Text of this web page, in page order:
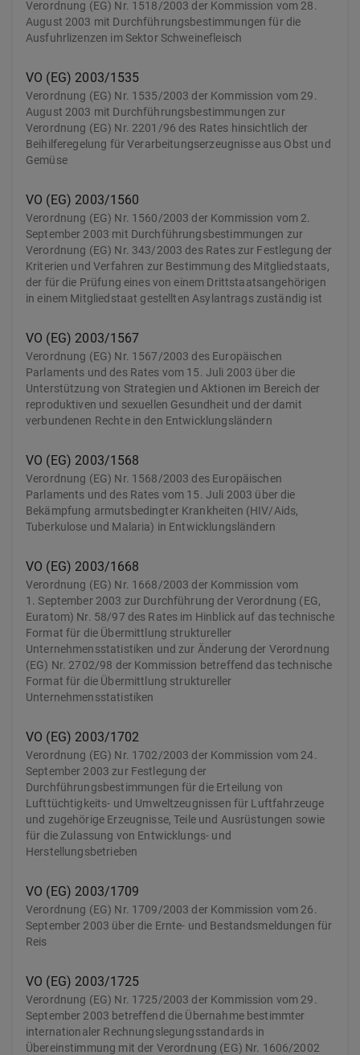
Verordnung (EG) Nr. 1518/2003 der Kommission vom 28.
August 2003 mit Durchführungsbestimmungen für die
Ausfuhrlizenzen im Sektor Schweinefleisch
VO (EG) 2003/1535
Verordnung (EG) Nr. 1535/2003 der Kommission vom 29.
August 2003 mit Durchführungsbestimmungen zur
Verordnung (EG) Nr. 2201/96 des Rates hinsichtlich der
Beihilferegelung für Verarbeitungserzeugnisse aus Obst und
Gemüse
VO (EG) 2003/1560
Verordnung (EG) Nr. 1560/2003 der Kommission vom 2.
September 2003 mit Durchführungsbestimmungen zur
Verordnung (EG) Nr. 343/2003 des Rates zur Festlegung der
Kriterien und Verfahren zur Bestimmung des Mitgliedstaats,
der für die Prüfung eines von einem Drittstaatsangehörigen
in einem Mitgliedstaat gestellten Asylantrags zuständig ist
VO (EG) 2003/1567
Verordnung (EG) Nr. 1567/2003 des Europäischen
Parlaments und des Rates vom 15. Juli 2003 über die
Unterstützung von Strategien und Aktionen im Bereich der
reproduktiven und sexuellen Gesundheit und der damit
verbundenen Rechte in den Entwicklungsländern
VO (EG) 2003/1568
Verordnung (EG) Nr. 1568/2003 des Europäischen
Parlaments und des Rates vom 15. Juli 2003 über die
Bekämpfung armutsbedingter Krankheiten (HIV/Aids,
Tuberkulose und Malaria) in Entwicklungsländern
VO (EG) 2003/1668
Verordnung (EG) Nr. 1668/2003 der Kommission vom
1. September 2003 zur Durchführung der Verordnung (EG,
Euratom) Nr. 58/97 des Rates im Hinblick auf das technische
Format für die Übermittlung struktureller
Unternehmensstatistiken und zur Änderung der Verordnung
(EG) Nr. 2702/98 der Kommission betreffend das technische
Format für die Übermittlung struktureller
Unternehmensstatistiken
VO (EG) 2003/1702
Verordnung (EG) Nr. 1702/2003 der Kommission vom 24.
September 2003 zur Festlegung der
Durchführungsbestimmungen für die Erteilung von
Lufttüchtigkeits- und Umweltzeugnissen für Luftfahrzeuge
und zugehörige Erzeugnisse, Teile und Ausrüstungen sowie
für die Zulassung von Entwicklungs- und
Herstellungsbetrieben
VO (EG) 2003/1709
Verordnung (EG) Nr. 1709/2003 der Kommission vom 26.
September 2003 über die Ernte- und Bestandsmeldungen für
Reis
VO (EG) 2003/1725
Verordnung (EG) Nr. 1725/2003 der Kommission vom 29.
September 2003 betreffend die Übernahme bestimmter
internationaler Rechnungslegungsstandards in
Übereinstimmung mit der Verordnung (EG) Nr. 1606/2002